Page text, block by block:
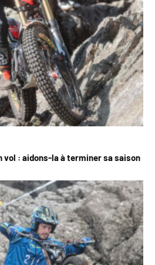
vol : aidons-la à terminer sa saison